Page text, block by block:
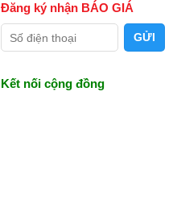
Đăng ký nhận BÁO GIÁ
Kết nối cộng đồng